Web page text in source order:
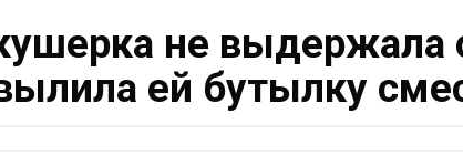
не выдержала
ей бутылку